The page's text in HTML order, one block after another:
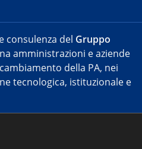
consulenza del Gruppo
amministrazioni e aziende
della PA, nei
tecnologica, istituzionale e